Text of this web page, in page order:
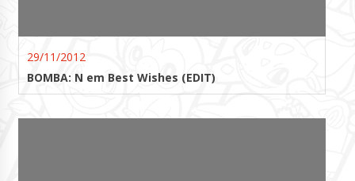
29/11/2012
BOMBA: N em Best Wishes (EDIT)